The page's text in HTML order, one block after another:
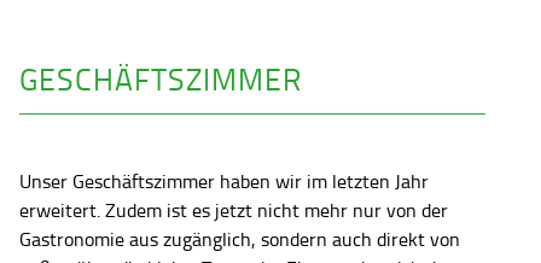
GESCHÄFTSZIMMER
Unser Geschäftszimmer haben wir im letzten Jahr
erweitert. Zudem ist es jetzt nicht mehr nur von der
Gastronomie aus zugänglich, sondern auch direkt von